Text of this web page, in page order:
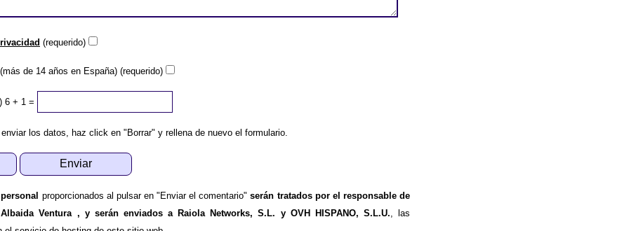
(requerido)
de 14 años en España) (requerido)
6 + 1 =
los datos, haz click en "Borrar" y rellena de nuevo el formulario.
proporcionados al pulsar en "Enviar el comentario"serán tratados por el responsable de
Ventura , y serán enviados a Raiola Networks, S.L. y OVH HISPANO, S.L.U. , las